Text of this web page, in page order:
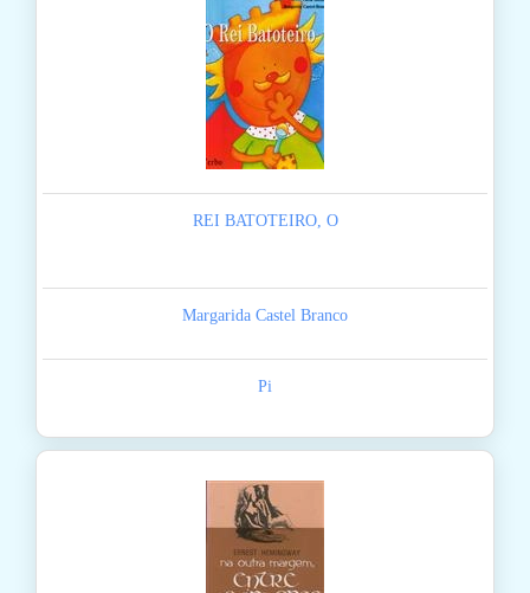
REI BATOTEIRO, O
Margarida Castel Branco
Pi